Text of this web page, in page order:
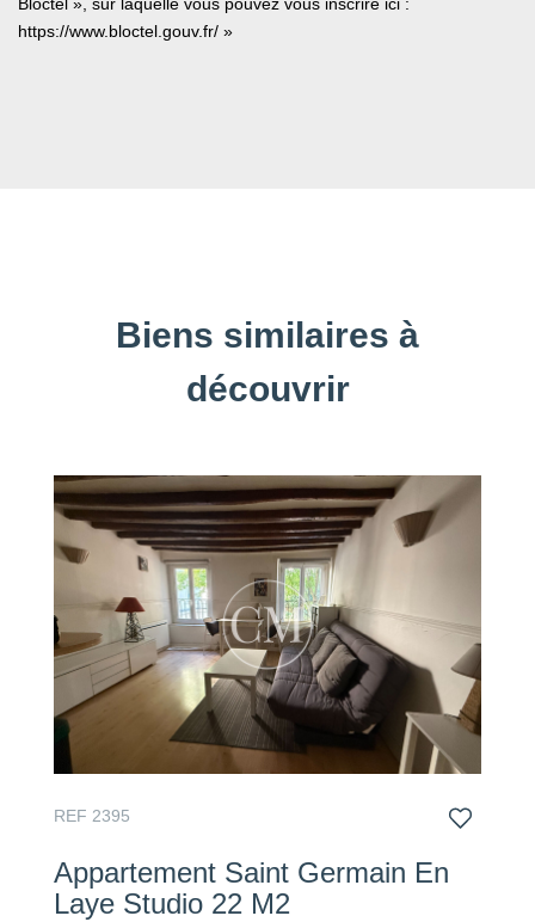
https://www.bloctel.gouv.fr/ »
Biens similaires à
découvrir
REF 2395
Appartement Saint Germain En
Laye Studio 22 M2